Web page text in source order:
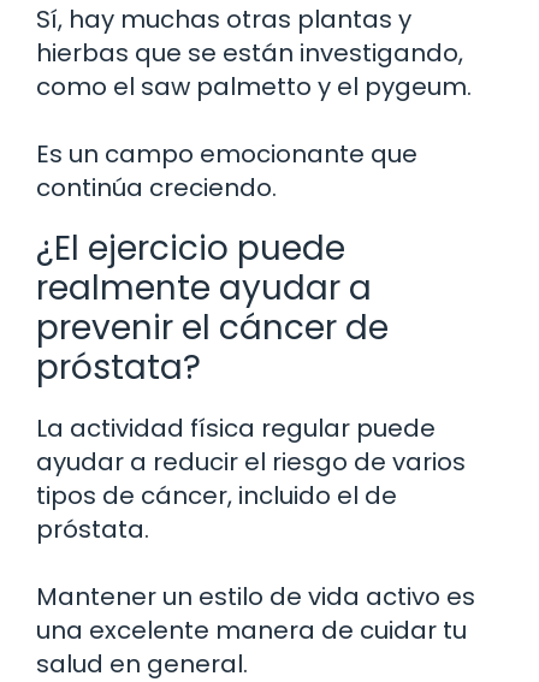
Sí, hay muchas otras plantas y
hierbas que se están investigando,
como el saw palmetto y el pygeum.
Es un campo emocionante que
continúa creciendo.
¿El ejercicio puede
realmente ayudar a
prevenir el cáncer de
próstata?
La actividad física regular puede
ayudar a reducir el riesgo de varios
tipos de cáncer, incluido el de
próstata.
Mantener un estilo de vida activo es
una excelente manera de cuidar tu
salud en general.